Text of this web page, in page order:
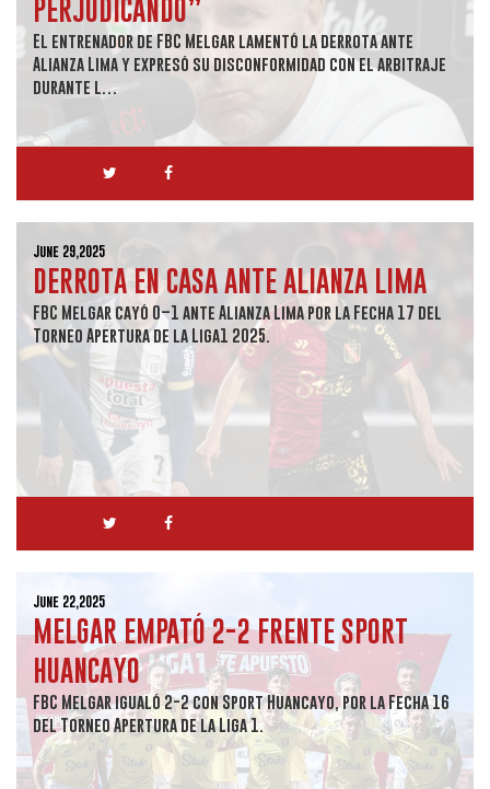
PERJUDICANDO”
El entrenador de FBC Melgar lamentó la derrota ante
Alianza Lima y expresó su disconformidad con el arbitraje
durante l…
June 29,2025
DERROTA EN CASA ANTE ALIANZA LIMA
FBC Melgar cayó 0–1 ante Alianza Lima por la Fecha 17 del
Torneo Apertura de la Liga1 2025.
June 22,2025
MELGAR EMPATÓ 2-2 FRENTE SPORT
HUANCAYO
FBC Melgar igualó 2-2 con Sport Huancayo, por la Fecha 16
del Torneo Apertura de la Liga 1.